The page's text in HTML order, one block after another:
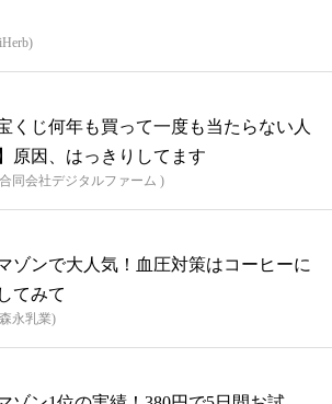
宝くじ何年も買って一度も当たらない人
原因、はっきりしてます
同会社デジタルファーム )
ゾンで大人気！血圧対策はコーヒーに
てみて
永乳業)